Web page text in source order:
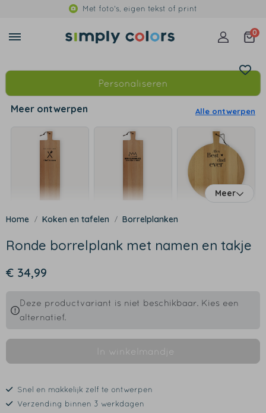
Met foto's, eigen tekst of print
0
Personaliseren
Meer ontwerpen Alle ontwerpen
Meer
Koken en tafelen Borrelplanken
Ronde borrelplank met namen en takje
€ 34,99
Deze productvariant is niet beschikbaar. Kies een
alternatief.
In winkelmandje
Snel en makkelijk zelf te ontwerpen
Verzending binnen 3 werkdagen